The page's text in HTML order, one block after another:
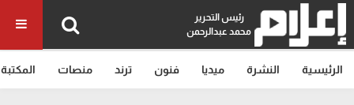
رئيس التحرير
محمد عبدالرحمن
الرئيسية النشرة ميديا فنون ترند منصات المكتبة